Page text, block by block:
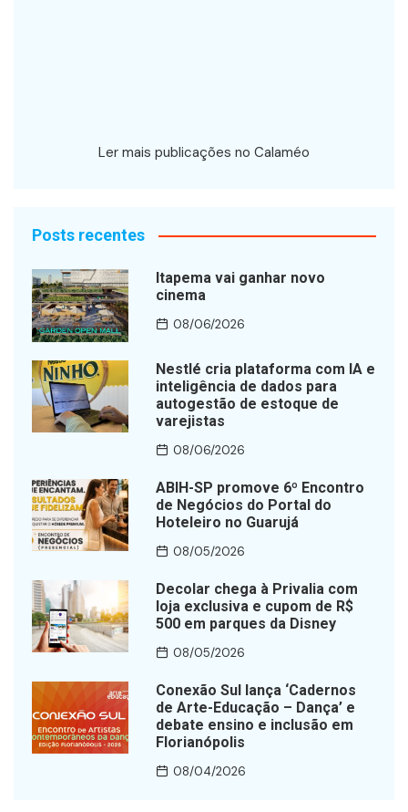
Ler mais publicações no Calaméo
Posts recentes
Itapema vai ganhar novo
cinema
08/06/2026
Nestlé cria plataforma com IA e
inteligência de dados para
autogestão de estoque de
varejistas
08/06/2026
ABIH-SP promove 6º Encontro
de Negócios do Portal do
Hoteleiro no Guarujá
08/05/2026
Decolar chega à Privalia com
loja exclusiva e cupom de R$
500 em parques da Disney
08/05/2026
Conexão Sul lança ‘Cadernos
de Arte-Educação – Dança’ e
debate ensino e inclusão em
Florianópolis
08/04/2026